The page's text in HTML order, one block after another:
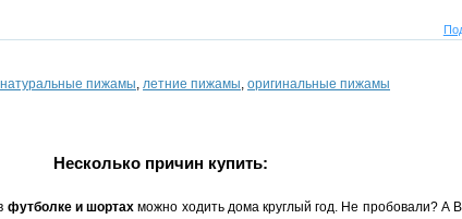
натуральные пижамы, летние пижамы, оригинальные пижамы
Несколько причин купить:
футболке и шортах можно ходить дома круглый год. Не пробовали?